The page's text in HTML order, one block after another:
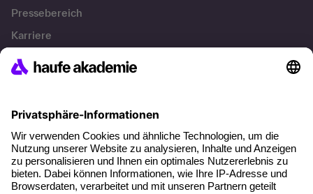
Pressebereich
Karriere
Referenzen
Über unser Angebot
Planungssicherheit
Freie Seminarplätze